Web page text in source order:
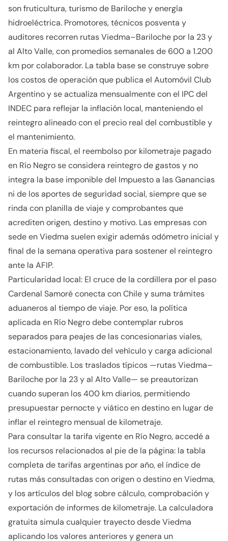
son fruticultura, turismo de Bariloche y energía
hidroeléctrica. Promotores, técnicos posventa y
auditores recorren rutas Viedma–Bariloche por la 23 y
al Alto Valle, con promedios semanales de 600 a 1.200
km por colaborador. La tabla base se construye sobre
los costos de operación que publica el Automóvil Club
Argentino y se actualiza mensualmente con el IPC del
INDEC para reflejar la inflación local, manteniendo el
reintegro alineado con el precio real del combustible y
el mantenimiento.
En materia fiscal, el reembolso por kilometraje pagado
en Río Negro se considera reintegro de gastos y no
integra la base imponible del Impuesto a las Ganancias
ni de los aportes de seguridad social, siempre que se
rinda con planilla de viaje y comprobantes que
acrediten origen, destino y motivo. Las empresas con
sede en Viedma suelen exigir además odómetro inicial y
final de la semana operativa para sostener el reintegro
ante la AFIP.
Particularidad local: El cruce de la cordillera por el paso
Cardenal Samoré conecta con Chile y suma trámites
aduaneros al tiempo de viaje. Por eso, la política
aplicada en Río Negro debe contemplar rubros
separados para peajes de las concesionarias viales,
estacionamiento, lavado del vehículo y carga adicional
de combustible. Los traslados típicos —rutas Viedma–
Bariloche por la 23 y al Alto Valle— se preautorizan
cuando superan los 400 km diarios, permitiendo
presupuestar pernocte y viático en destino en lugar de
inflar el reintegro mensual de kilometraje.
Para consultar la tarifa vigente en Río Negro, accedé a
los recursos relacionados al pie de la página: la tabla
completa de tarifas argentinas por año, el índice de
rutas más consultadas con origen o destino en Viedma,
y los artículos del blog sobre cálculo, comprobación y
exportación de informes de kilometraje. La calculadora
gratuita simula cualquier trayecto desde Viedma
aplicando los valores anteriores y genera un